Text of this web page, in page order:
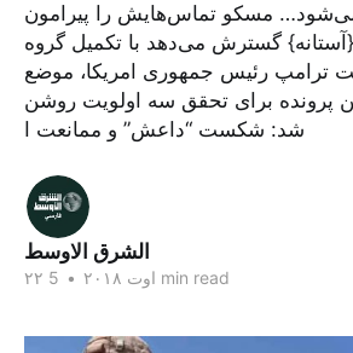
مسکو تماس‌هایش را پیرامون
{آستانه} گسترش می‌دهد با تکمیل گروه
ترامپ رئیس جمهوری امریکا، موضع
پرونده برای تحقق سه اولویت روشن
شد: شکست “داعش” و ممانعت ا
الشرق الاوسط
۲۲ اوت ۲۰۱۸ • 5 min read